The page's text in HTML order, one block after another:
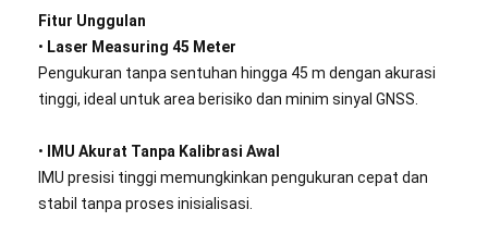
Fitur Unggulan
• Laser Measuring 45 Meter
Pengukuran tanpa sentuhan hingga 45 m dengan akurasi
tinggi, ideal untuk area berisiko dan minim sinyal GNSS.
•
IMU Akurat Tanpa Kalibrasi Awal
IMU presisi tinggi memungkinkan pengukuran cepat dan
stabil tanpa proses inisialisasi.